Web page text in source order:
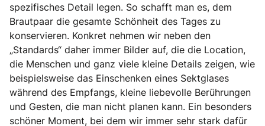
spezifisches Detail legen. So schafft man es, dem
Brautpaar die gesamte Schönheit des Tages zu
konservieren. Konkret nehmen wir neben den
„Standards“ daher immer Bilder auf, die die Location,
die Menschen und ganz viele kleine Details zeigen, wie
beispielsweise das Einschenken eines Sektglases
während des Empfangs, kleine liebevolle Berührungen
und Gesten, die man nicht planen kann. Ein besonders
schöner Moment, bei dem wir immer sehr stark dafür